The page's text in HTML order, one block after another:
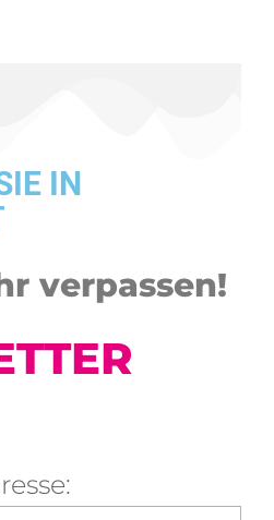
IN
verpassen!